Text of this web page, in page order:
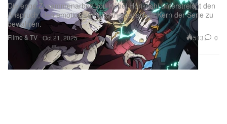
Filme & TV
Die enge Zusammenarbeit von Kōhei Horikoshi unterstreicht den
Anspruch, den emotionalen und thematischen Kern der Serie zu
bewahren.
Oct 21, 2025 513 0